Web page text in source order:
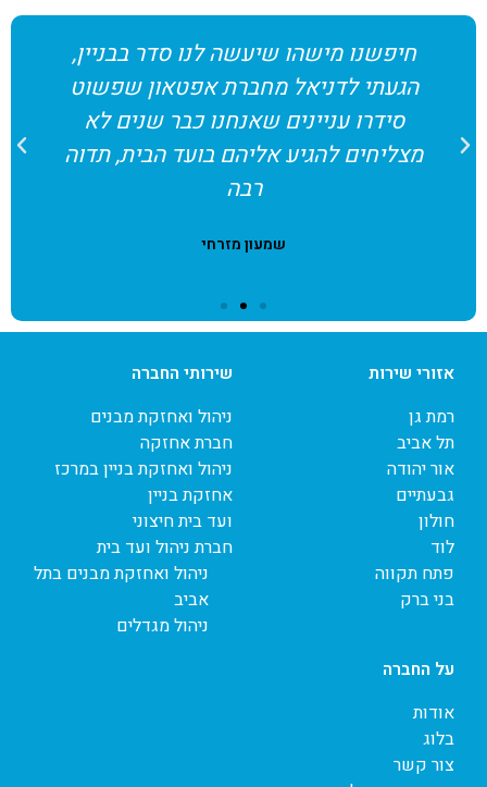
חיפשנו מישהו שיעשה לנו סדר בבניין,
הגעתי לדניאל מחברת אפטאון שפשוט
סידרו עניינים שאנחנו כבר שנים לא
מצליחים להגיע אליהם בועד הבית, תדוה
רבה
שמעון מזרחי
אזורי שירות
רמת גן
תל אביב
אור יהודה
גבעתיים
חולון
לוד
פתח תקווה
בני ברק
שירותי החברה
ניהול ואחזקת מבנים
חברת אחזקה
ניהול ואחזקת בניין במרכז
אחזקת בניין
ועד בית חיצוני
חברת ניהול ועד בית
ניהול ואחזקת מבנים בתל
אביב
ניהול מגדלים
על החברה
אודות
בלוג
צור קשר